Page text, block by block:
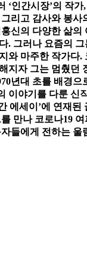
‘인간시장’의 작
리고 감사와 봉사
신의 다양한 삶의
. 그러나 요즘의
와 마주한 작가다.
지자 그는 멈췄던
년대 초를 배경으
이야기를 다룬 신
에세이’에 연재된
만나 코로나19
들에게 전하는 울